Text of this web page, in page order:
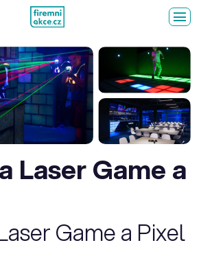
Laser Game a
Game a Pixel